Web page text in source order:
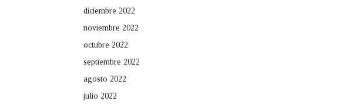
diciembre 2022
noviembre 2022
octubre 2022
septiembre 2022
agosto 2022
julio 2022